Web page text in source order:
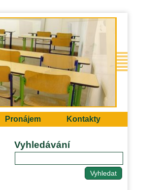
Pronájem Kontakty
Vyhledávání